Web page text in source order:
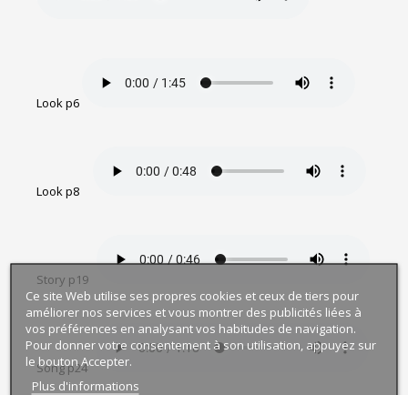
Look p6
Look p8
Story p19
Song p24
Ce site Web utilise ses propres cookies et ceux de tiers pour
améliorer nos services et vous montrer des publicités liées à
vos préférences en analysant vos habitudes de navigation.
Pour donner votre consentement à son utilisation, appuyez sur
le bouton Accepter.
Plus d'informations